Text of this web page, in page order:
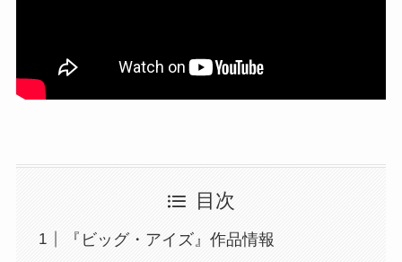
目次
『ビッグ・アイズ』作品情報